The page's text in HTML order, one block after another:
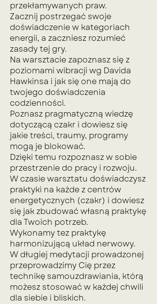
przekłamywanych praw.
Zacznij postrzegać swoje
doświadczenie w kategoriach
energii, a zaczniesz rozumieć
zasady tej gry.
Na warsztacie zapoznasz się z
poziomami wibracji wg Davida
Hawkinsa i jak się one mają do
twojego doświadczenia
codzienności.
Poznasz pragmatyczną wiedzę
dotyczącą czakr i dowiesz się
jakie treści, traumy, programy
mogą je blokować.
Dzięki temu rozpoznasz w sobie
przestrzenie do pracy i rozwoju.
W czasie warsztatu doświadczysz
praktyki na każde z centrów
energetycznych (czakr) i dowiesz
się jak zbudować własną praktykę
dla Twoich potrzeb.
Wykonamy tez praktykę
harmonizującą układ nerwowy.
W długiej medytacji prowadzonej
przeprowadzimy Cię przez
technikę samouzdrawiania, którą
możesz stosować w każdej chwili
dla siebie i bliskich.